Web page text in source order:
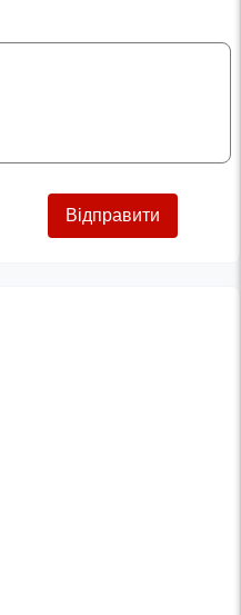
Відправити